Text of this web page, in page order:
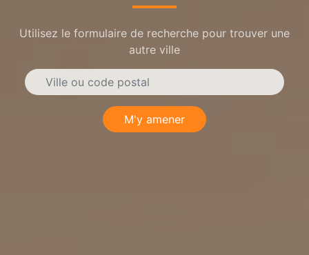
Utilisez le formulaire de recherche pour trouver une
autre ville
M'y amener